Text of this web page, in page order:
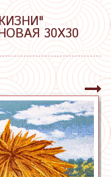
30Х30